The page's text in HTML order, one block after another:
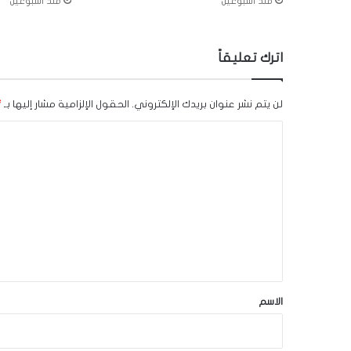
اترك تعليقاً
لن يتم نشر عنوان بريدك الإلكتروني. الحقول الإلزامية مشار إليها بـ
*
الاسم